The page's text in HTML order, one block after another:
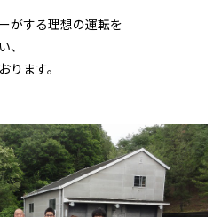
がする理想の運転を
、
ります。